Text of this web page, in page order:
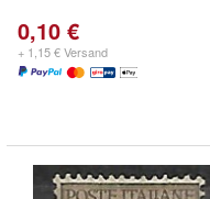
0,10 €
+ 1,15 € Versand